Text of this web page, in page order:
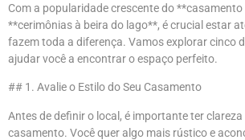
Com a popularidade crescente do
**cerimônias à beira do lago**, é crucial estar
fazem toda a diferença. Vamos explorar cinco
ajudar você a encontrar o espaço perfeito.
## 1. Avalie o Estilo do Seu Casamento
Antes de definir o local, é importante ter
casamento. Você quer algo mais rústico e